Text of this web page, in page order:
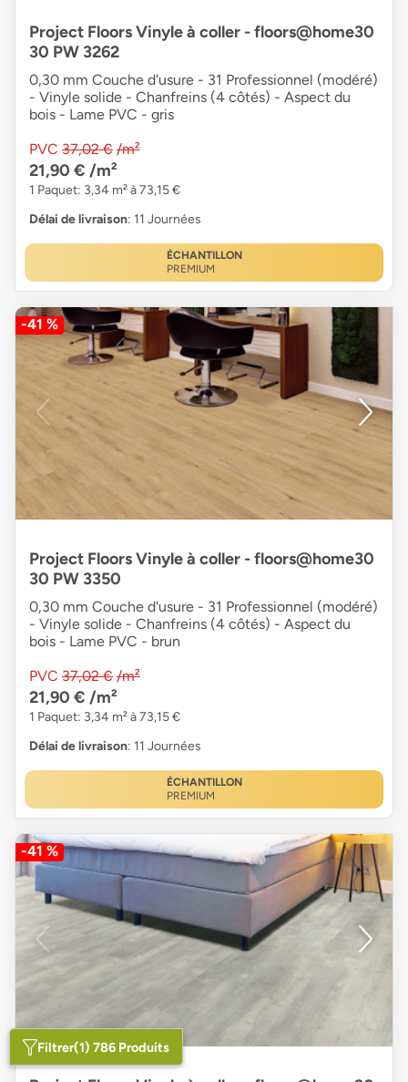
Project Floors Vinyle à coller - floors@home30
30 PW 3262
0,30 mm Couche d'usure - 31 Professionnel (modéré)
- Vinyle solide - Chanfreins (4 côtés) - Aspect du
bois - Lame PVC - gris
PVC 37,02 € /m²
21,90 € /m²
1 Paquet: 3,34 m² à 73,15 €
Délai de livraison: 11 Journées
ÉCHANTILLON
PREMIUM
-41 %
Project Floors Vinyle à coller - floors@home30
30 PW 3350
0,30 mm Couche d'usure - 31 Professionnel (modéré)
- Vinyle solide - Chanfreins (4 côtés) - Aspect du
bois - Lame PVC - brun
PVC 37,02 € /m²
21,90 € /m²
1 Paquet: 3,34 m² à 73,15 €
Délai de livraison: 11 Journées
ÉCHANTILLON
PREMIUM
-41 %
Filtrer(1) 786 Produits